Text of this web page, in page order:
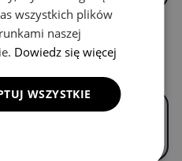
pytania
i czym
wszystkich plików
naszej
Dowiedz się więcej
WSZYSTKIE